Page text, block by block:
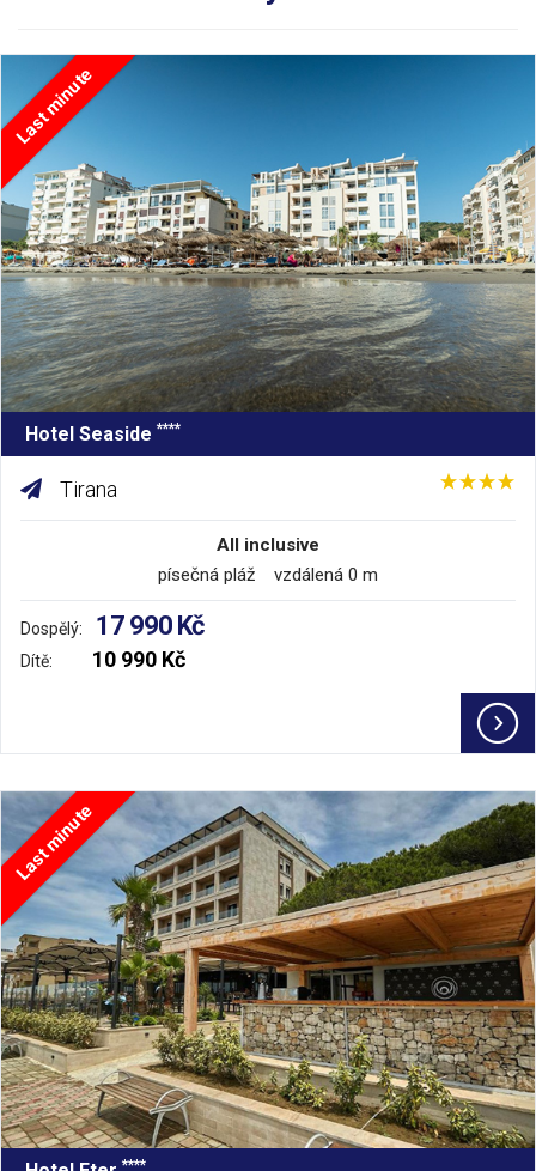
Last minute
Hotel Seaside ****
Tirana
All inclusive
písečná pláž vzdálená 0 m
Dospělý: 17 990 Kč
Dítě: 10 990 Kč
Last minute
****